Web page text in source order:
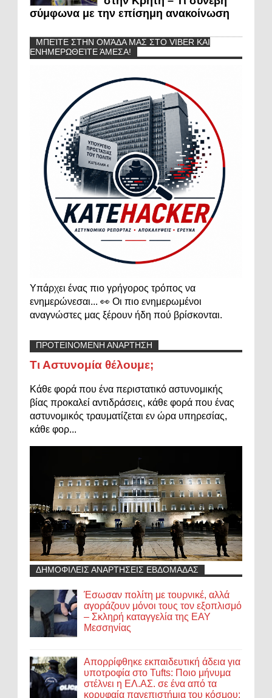
σύμφωνα με την επίσημη ανακοίνωση
ΜΠΕΊΤΕ ΣΤΗΝ ΟΜΆΔΑ ΜΑΣ ΣΤΟ VIBER ΚΑΙ
ΕΝΗΜΕΡΩΘΕΊΤΕ ΆΜΕΣΑ!
Υπάρχει ένας πιο γρήγορος τρόπος να
ενημερώνεσαι... 👀 Οι πιο ενημερωμένοι
αναγνώστες μας ξέρουν ήδη πού βρίσκονται.
ΠΡΟΤΕΙΝΟΜΕΝΗ ΑΝΑΡΤΗΣΗ
Τι Αστυνομία θέλουμε;
Κάθε φορά που ένα περιστατικό αστυνομικής
βίας προκαλεί αντιδράσεις, κάθε φορά που ένας
αστυνομικός τραυματίζεται εν ώρα υπηρεσίας,
κάθε φορ...
ΔΗΜΟΦΙΛΕΙΣ ΑΝΑΡΤΗΣΕΙΣ ΕΒΔΟΜΑΔΑΣ
Έσωσαν πολίτη με τουρνικέ, αλλά
αγοράζουν μόνοι τους τον εξοπλισμό
– Σκληρή καταγγελία της ΕΑΥ
Μεσσηνίας
Απορρίφθηκε εκπαιδευτική άδεια για
υποτροφία στο Tufts: Ποιο μήνυμα
στέλνει η ΕΛ.ΑΣ. σε ένα από τα
κορυφαία πανεπιστήμια του κόσμου;